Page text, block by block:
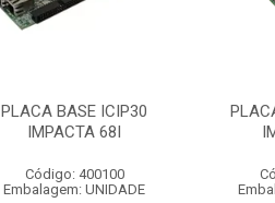
PLACA BASE ICIP30
IMPACTA 68I
Código: 400100
Embalagem: UNIDADE